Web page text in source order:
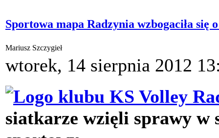
Sportowa mapa Radzynia wzbogaciła się
Mariusz Szczygieł
wtorek, 14 sierpnia 2012
siatkarze wzięli sprawy w